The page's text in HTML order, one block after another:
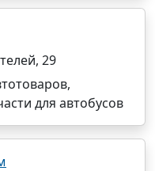
29
для автобусов